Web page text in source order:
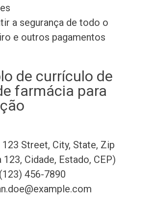
a segurança de todo o
e outros pagamentos
de currículo de
farmácia para
123 Street, City, State, Zip
123, Cidade, Estado, CEP)
456-7890